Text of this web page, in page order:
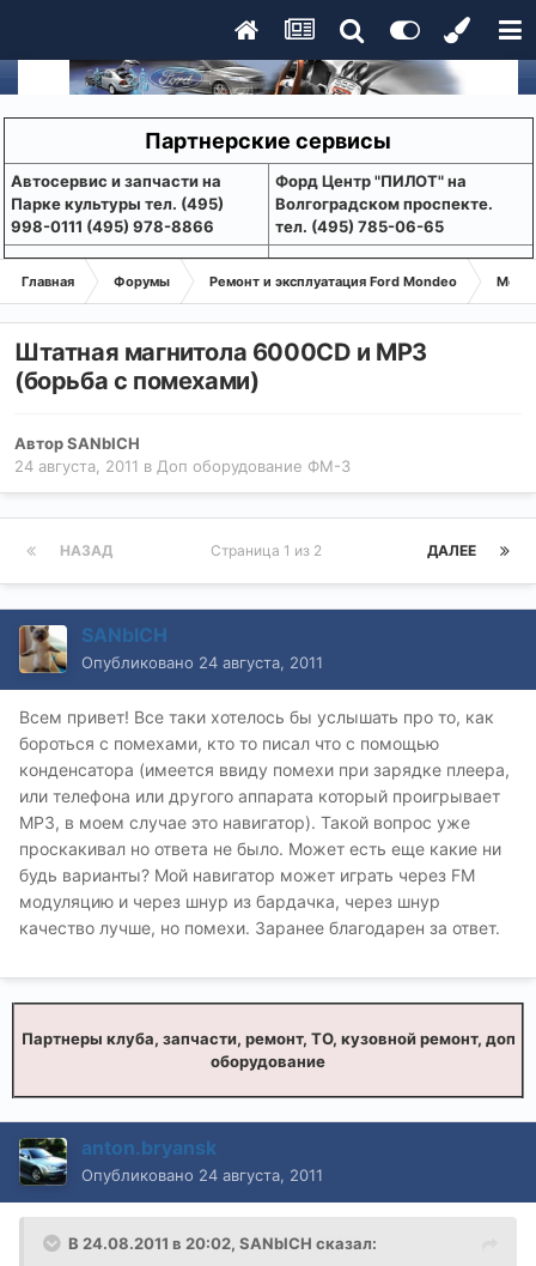
Партнерские сервисы
Aвтосервис и запчасти на
Парке культуры тел. (495)
998-0111 (495) 978-8866
Форд Центр "ПИЛОТ" на
Волгоградском проспекте.
тел. (495) 785-06-65
Главная Форумы Ремонт и эксплуатация Ford Mondeo
Штатная магнитола 6000CD и MP3
(борьба с помехами)
АвторSANbICH
24 августа, 2011 в Доп оборудование ФМ-3
НАЗАД ДАЛЕЕ
Страница 1 из 2
SANbICH
Опубликовано 24 августа, 2011
Всем привет! Все таки хотелось бы услышать про то, как
бороться с помехами, кто то писал что с помощью
конденсатора (имеется ввиду помехи при зарядке плеера,
или телефона или другого аппарата который проигрывает
МР3, в моем случае это навигатор). Такой вопрос уже
проскакивал но ответа не было. Может есть еще какие ни
будь варианты? Мой навигатор может играть через FM
модуляцию и через шнур из бардачка, через шнур
качество лучше, но помехи. Заранее благодарен за ответ.
Партнеры клуба, запчасти, ремонт, ТО, кузовной ремонт, доп
оборудование
anton.bryansk
Опубликовано 24 августа, 2011
В 24.08.2011 в 20:02, SANbICH сказал: